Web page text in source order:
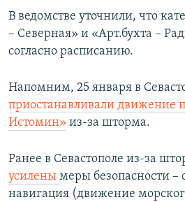
В ведомстве уточнили, что
– Северная» и «Арт.бухта –
согласно расписанию.
Напомним, 25 января в
приостанавливали движение
Истомин» из-за шторма.
Ранее в Севастополе из-за
усилены меры безопасности –
навигация (движение